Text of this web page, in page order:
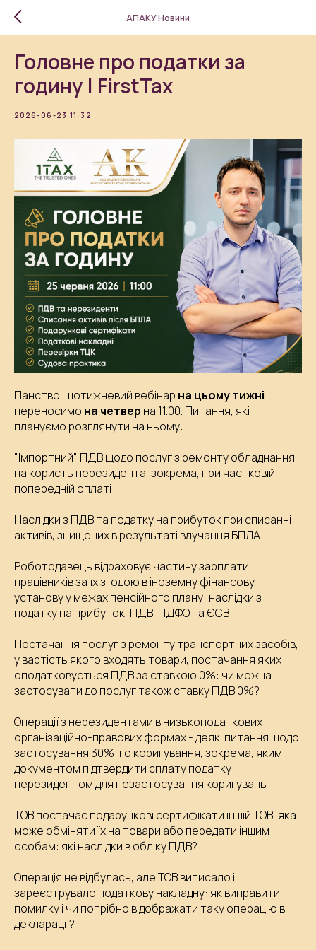
АПАКУ Новини
Головне про податки за
годину | FirstTax
2026-06-23 11:32
Панство, щотижневий вебінар на цьому тижні
переносимо на четвер на 11.00. Питання, які
плануємо розглянути на ньому:
"Імпортний" ПДВ щодо послуг з ремонту обладнання
на користь нерезидента, зокрема, при частковій
попередній оплаті
Наслідки з ПДВ та податку на прибуток при списанні
активів, знищених в результаті влучання БПЛА
Роботодавець відраховує частину зарплати
працівників за їх згодою в іноземну фінансову
установу у межах пенсійного плану: наслідки з
податку на прибуток, ПДВ, ПДФО та ЄСВ
Постачання послуг з ремонту транспортних засобів,
у вартість якого входять товари, постачання яких
оподатковується ПДВ за ставкою 0%: чи можна
застосувати до послуг також ставку ПДВ 0%?
Операції з нерезидентами в низькоподаткових
організаційно-правових формах - деякі питання щодо
застосування 30%-го коригування, зокрема, яким
документом підтвердити сплату податку
нерезидентом для незастосування коригувань
ТОВ постачає подарункові сертифікати іншій ТОВ, яка
може обміняти їх на товари або передати іншим
особам: які наслідки в обліку ПДВ?
Операція не відбулась, але ТОВ виписало і
зареєструвало податкову накладну: як виправити
помилку і чи потрібно відображати таку операцію в
декларації?